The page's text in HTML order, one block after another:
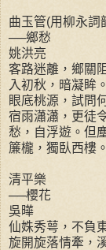
曲玉管(用柳永詞
──鄉愁
姚洪亮
客路迷離，鄉關
入初秋，暗凝眸
眼底桃源，試問
宿雨瀟瀟，更徒
愁，自浮遊。但
簾櫳，獨臥西樓。
清平樂
──櫻花
吳曄
仙姝秀萼，不負
旋開旋落情牽，